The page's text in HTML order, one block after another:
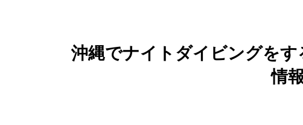
沖縄でナイトダイビングを
情報